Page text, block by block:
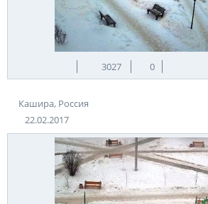
3027 0
Кашира, Россия
22.02.2017